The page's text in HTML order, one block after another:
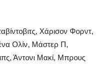
Χάρισον Φορντ,
Ολίν, Μάστερ Π,
Άντονι Μακί, Μπρους